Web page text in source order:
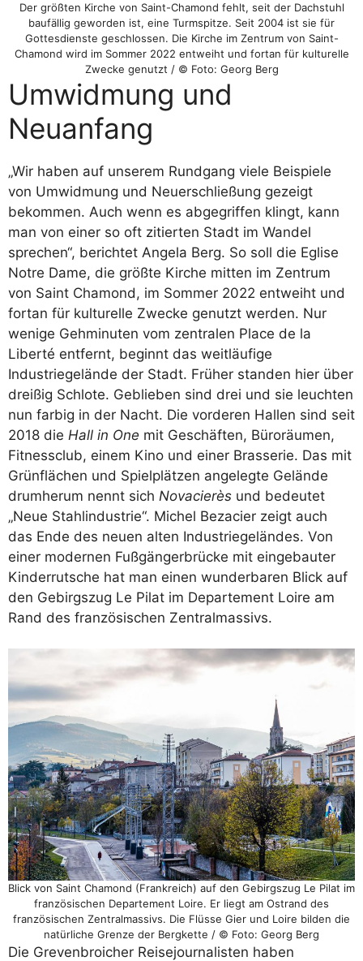
Der größten Kirche von Saint-Chamond fehlt, seit der Dachstuhl
baufällig geworden ist, eine Turmspitze. Seit 2004 ist sie für
Gottesdienste geschlossen. Die Kirche im Zentrum von Saint-
Chamond wird im Sommer 2022 entweiht und fortan für kulturelle
Zwecke genutzt / © Foto: Georg Berg
Umwidmung und
Neuanfang
„Wir haben auf unserem Rundgang viele Beispiele
von Umwidmung und Neuerschließung gezeigt
bekommen. Auch wenn es abgegriffen klingt, kann
man von einer so oft zitierten Stadt im Wandel
sprechen“, berichtet Angela Berg. So soll die Eglise
Notre Dame, die größte Kirche mitten im Zentrum
von Saint Chamond, im Sommer 2022 entweiht und
fortan für kulturelle Zwecke genutzt werden. Nur
wenige Gehminuten vom zentralen Place de la
Liberté entfernt, beginnt das weitläufige
Industriegelände der Stadt. Früher standen hier über
dreißig Schlote. Geblieben sind drei und sie leuchten
nun farbig in der Nacht. Die vorderen Hallen sind seit
2018 die Hall in One mit Geschäften, Büroräumen,
Fitnessclub, einem Kino und einer Brasserie. Das mit
Grünflächen und Spielplätzen angelegte Gelände
drumherum nennt sich Novacierès und bedeutet
„Neue Stahlindustrie“. Michel Bezacier zeigt auch
das Ende des neuen alten Industriegeländes. Von
einer modernen Fußgängerbrücke mit eingebauter
Kinderrutsche hat man einen wunderbaren Blick auf
den Gebirgszug Le Pilat im Departement Loire am
Rand des französischen Zentralmassivs.
Blick von Saint Chamond (Frankreich) auf den Gebirgszug Le Pilat im
französischen Departement Loire. Er liegt am Ostrand des
französischen Zentralmassivs. Die Flüsse Gier und Loire bilden die
natürliche Grenze der Bergkette / © Foto: Georg Berg
Die Grevenbroicher Reisejournalisten haben